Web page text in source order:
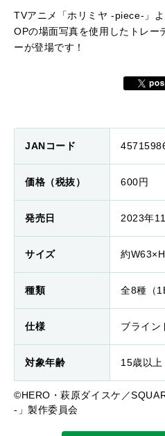
TVアニメ「ホリミヤ -piece-」よ
OPの場面写真を使用したトレー
ーが登場です！
JANコード
価格（税抜） 600円
発売日 2023年
サイズ 約
種類 全8種（
仕様 ブライン
対象年齢 15歳以上
©HERO・萩原ダイスケ／
-」製作委員会